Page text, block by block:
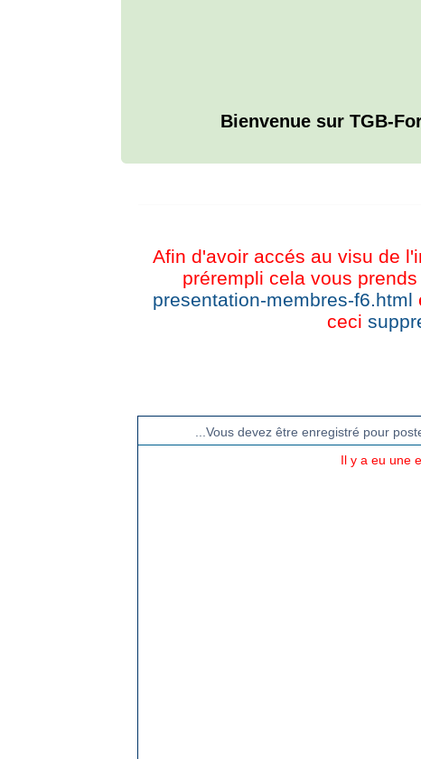
Bienvenue sur TGB-
Afin d'avoir accés au visu de
prérempli cela vous
presentation-membres-f6.html
ceci
...Vous devez être enregistré pour
Il y a eu une